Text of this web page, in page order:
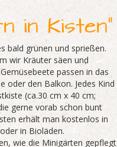
in Kisten“
bald grünen und sprießen.
wir Kräuter säen und
passen in das
oder den Balkon. Jedes Kind
(ca.30 cm x 40 cm;
gerne vorab schon bunt
erhält man kostenlos in
in Bioläden.
wie die Minigärten gepflegt